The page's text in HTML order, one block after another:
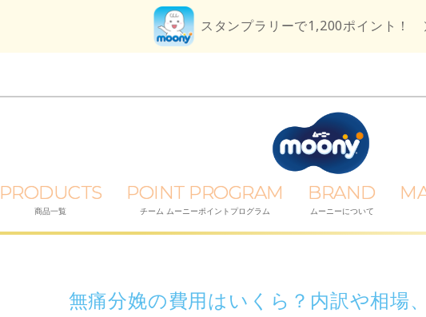
スタンプラリーで1,200ポイント！
PRODUCTS
商品一覧
POINT PROGRAM
チーム ムーニーポイントプログラム
BRAND
ムーニーについて
無痛分娩の費用はいくら？内訳や相場